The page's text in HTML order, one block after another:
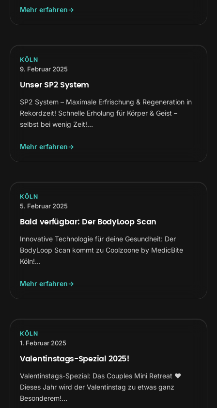
Mehr erfahren
KÖLN
9. Februar 2025
Unser SP2 System
SP2 System – Maximale Erfrischung & Regeneration in
Rekordzeit! Schnelle Erholung für Körper & Geist –
selbst bei wenig Zeit!…
Mehr erfahren
KÖLN
5. Februar 2025
Bald verfügbar: Der BodyLoop Scan
Innovative Technologie für deine Gesundheit: Der
BodyLoop Scan kommt zu Coolzoone by MedicBite
Köln!…
Mehr erfahren
KÖLN
1. Februar 2025
Valentinstags-Spezial 2025!
Valentinstags-Spezial: Das Couples Mini Retreat ❤️
Dieses Jahr wird der Valentinstag zu etwas ganz
Besonderem!…